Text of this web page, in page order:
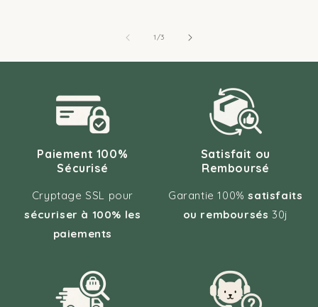
1/de
3
Paiement 100%
Sécurisé
Cryptage SSL pour
sécuriser à 100% les
paiements
Satisfait ou
Remboursé
Garantie 100%satisfaits
ou remboursés 30j